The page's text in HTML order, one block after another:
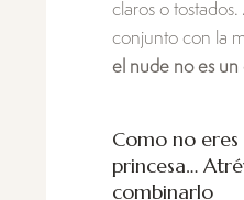
claros o
conjunto con la
el nude no es un
Como no eres
princesa…
combinarlo